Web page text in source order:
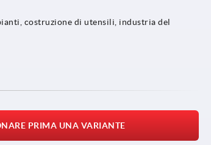
costruzione di utensili, industria del
PRIMA UNA VARIANTE